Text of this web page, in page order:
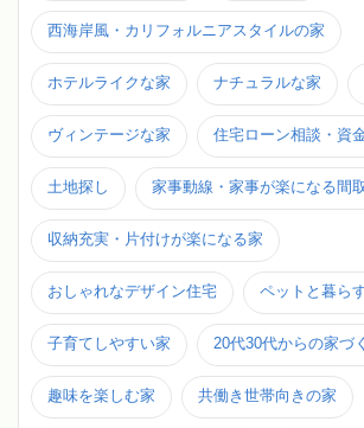
西海岸風・カリフォルニアスタイルの家
ホテルライクな家 ナチュラルな家
ヴィンテージな家 住宅ローン相談・資
土地探し 家事動線・家事が楽になる間
収納充実・片付けが楽になる家
おしゃれなデザイン住宅 ペットと暮ら
子育てしやすい家 20代30代からの家づ
趣味を楽しむ家 共働き世帯向きの家